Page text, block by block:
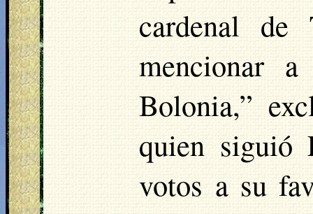
cardenal
mencionar
Bolonia,”
quien
votos a su